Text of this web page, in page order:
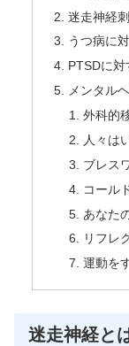
迷走神経
うつ病に
PTSDに
メンタル
外科的
人々は
ブレス
コール
あなた
リフレ
運動を
迷走神経と